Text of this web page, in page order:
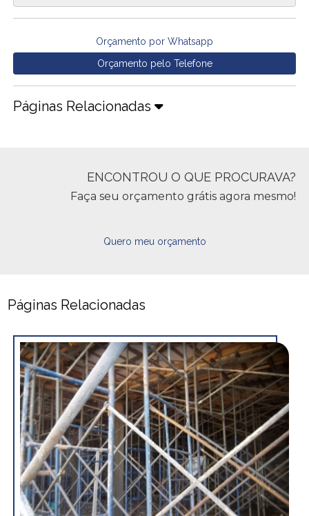
Orçamento por Whatsapp
Orçamento pelo Telefone
Páginas Relacionadas
ENCONTROU O QUE PROCURAVA?
Faça seu orçamento grátis agora mesmo!
Quero meu orçamento
Páginas Relacionadas